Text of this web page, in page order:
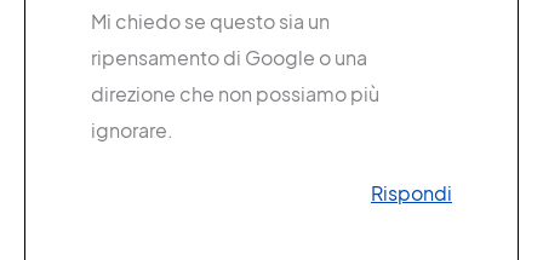
Mi chiedo se questo sia un
ripensamento di Google o una
direzione che non possiamo più
ignorare.
Rispondi